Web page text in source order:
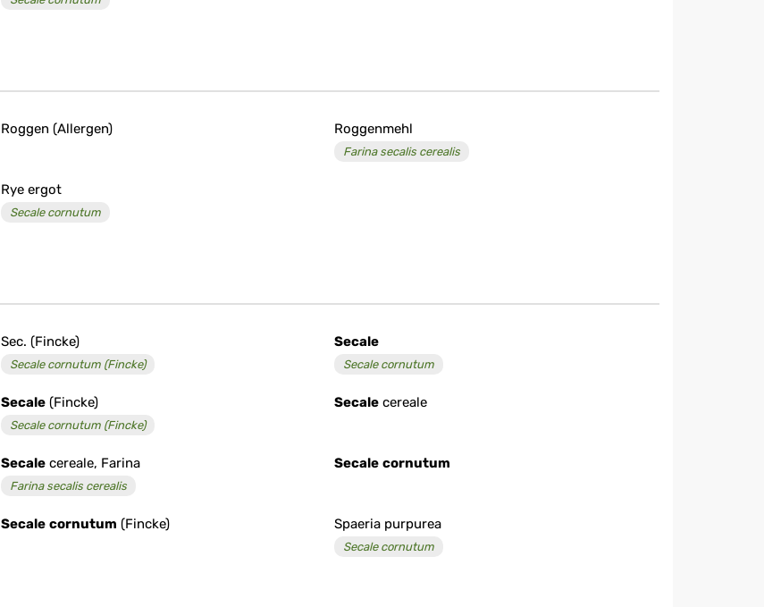
Roggen (Allergen) Roggenmehl
Farina secalis cerealis
Rye ergot
Secale cornutum
Sec. (Fincke)
Secale cornutum (Fincke)
Secale
Secale cornutum
Secale(Fincke)
Secale cornutum (Fincke)
Secalecereale
Secalecereale, Farina
Farina secalis cerealis
Secale cornutum
Secale cornutum (Fincke) Spaeria purpurea
Secale cornutum